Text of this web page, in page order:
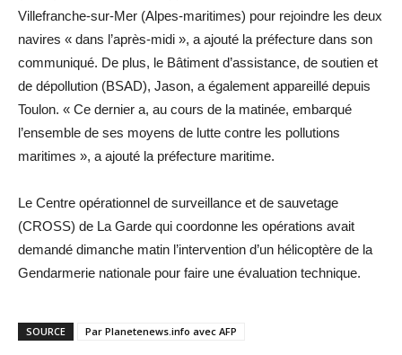
Villefranche-sur-Mer (Alpes-maritimes) pour rejoindre les deux
navires « dans l’après-midi », a ajouté la préfecture dans son
communiqué. De plus, le Bâtiment d’assistance, de soutien et
de dépollution (BSAD), Jason, a également appareillé depuis
Toulon. « Ce dernier a, au cours de la matinée, embarqué
l’ensemble de ses moyens de lutte contre les pollutions
maritimes », a ajouté la préfecture maritime.
Le Centre opérationnel de surveillance et de sauvetage
(CROSS) de La Garde qui coordonne les opérations avait
demandé dimanche matin l’intervention d’un hélicoptère de la
Gendarmerie nationale pour faire une évaluation technique.
SOURCE Par Planetenews.info avec AFP